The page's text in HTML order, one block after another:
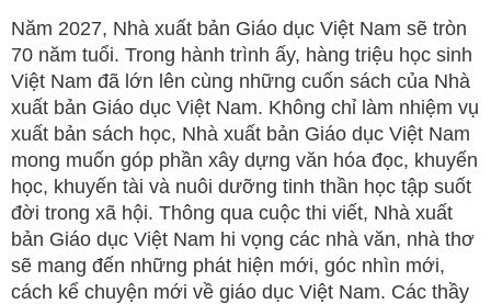
Năm 2027, Nhà xuất bản Giáo dục Việt Nam sẽ tròn
70 năm tuổi. Trong hành trình ấy, hàng triệu học sinh
Việt Nam đã lớn lên cùng những cuốn sách của Nhà
xuất bản Giáo dục Việt Nam. Không chỉ làm nhiệm vụ
xuất bản sách học, Nhà xuất bản Giáo dục Việt Nam
mong muốn góp phần xây dựng văn hóa đọc, khuyến
học, khuyến tài và nuôi dưỡng tinh thần học tập suốt
đời trong xã hội. Thông qua cuộc thi viết, Nhà xuất
bản Giáo dục Việt Nam hi vọng các nhà văn, nhà thơ
sẽ mang đến những phát hiện mới, góc nhìn mới,
cách kể chuyện mới về giáo dục Việt Nam. Các thầy